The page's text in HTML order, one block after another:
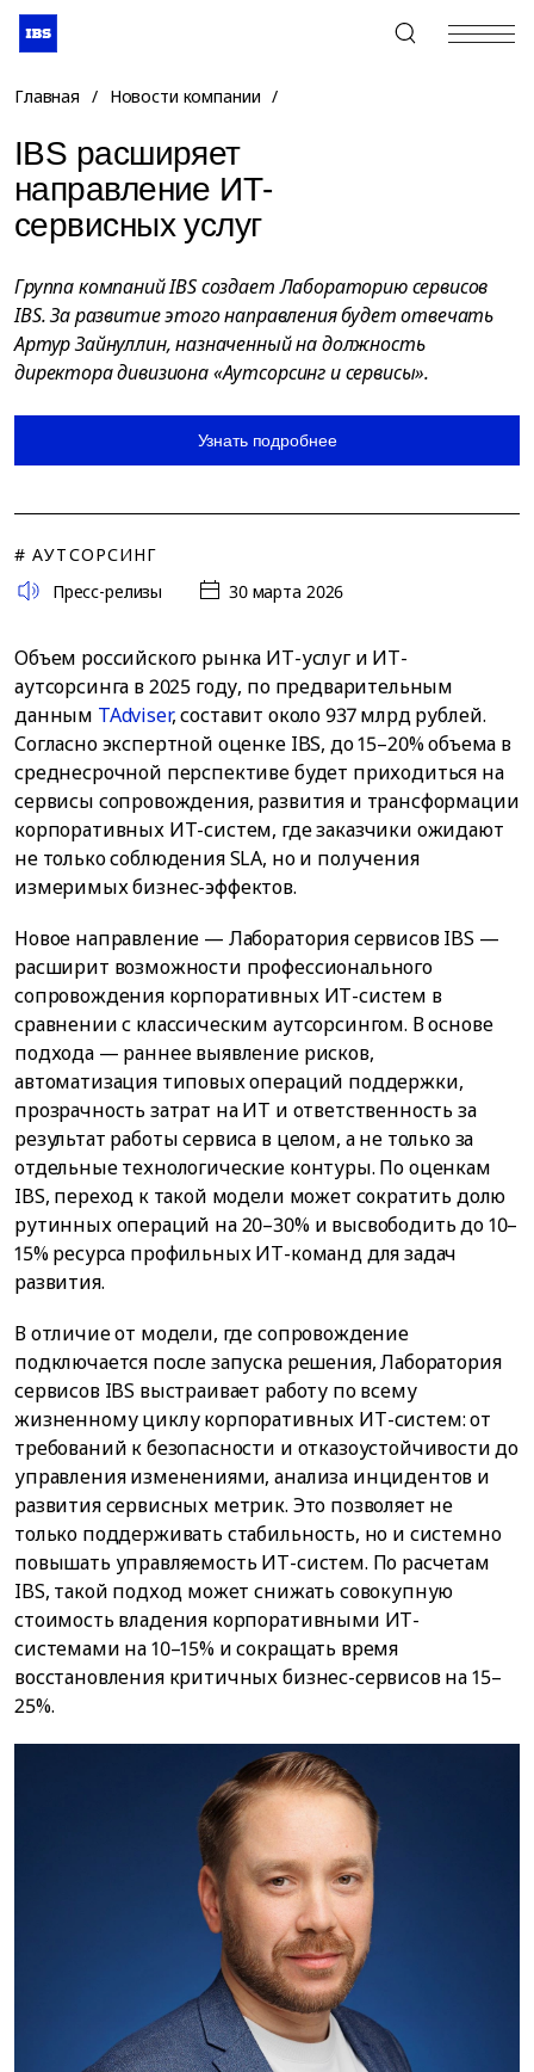
+7 (495) 967-80-80
Главная / Новости компании /
IBS расширяет
направление ИТ-
сервисных услуг
Группа компаний IBS создает Лабораторию сервисов
IBS. За развитие этого направления будет отвечать
Артур Зайнуллин, назначенный на должность
директора дивизиона «Аутсорсинг и сервисы».
Узнать подробнее
# АУТСОРСИНГ
Пресс-релизы
30 марта 2026
Объем российского рынка ИТ-услуг и ИТ-
аутсорсинга в 2025 году, по предварительным
данным TAdviser, составит около 937 млрд рублей.
Согласно экспертной оценке IBS, до 15–20% объема в
среднесрочной перспективе будет приходиться на
сервисы сопровождения, развития и трансформации
корпоративных ИТ-систем, где заказчики ожидают
не только соблюдения SLA, но и получения
измеримых бизнес-эффектов.
Новое направление — Лаборатория сервисов IBS —
расширит возможности профессионального
сопровождения корпоративных ИТ-систем в
сравнении с классическим аутсорсингом. В основе
подхода — раннее выявление рисков,
автоматизация типовых операций поддержки,
прозрачность затрат на ИТ и ответственность за
результат работы сервиса в целом, а не только за
отдельные технологические контуры. По оценкам
IBS, переход к такой модели может сократить долю
рутинных операций на 20–30% и высвободить до 10–
15% ресурса профильных ИТ-команд для задач
развития.
В отличие от модели, где сопровождение
подключается после запуска решения, Лаборатория
сервисов IBS выстраивает работу по всему
жизненному циклу корпоративных ИТ-систем: от
требований к безопасности и отказоустойчивости до
управления изменениями, анализа инцидентов и
развития сервисных метрик. Это позволяет не
только поддерживать стабильность, но и системно
повышать управляемость ИТ-систем. По расчетам
IBS, такой подход может снижать совокупную
стоимость владения корпоративными ИТ-
системами на 10–15% и сокращать время
восстановления критичных бизнес-сервисов на 15–
25%.